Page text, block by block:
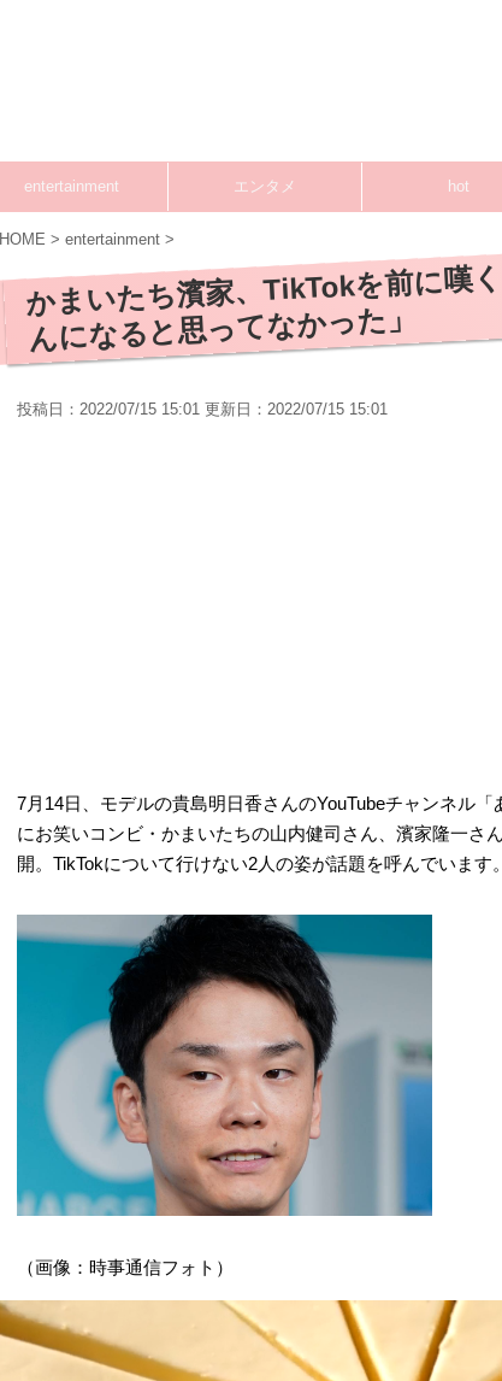
entertainment エンタメ hot
HOME > entertainment >
かまいたち濱家、TikTokを前に嘆
んになると思ってなかった」
投稿日：2022/07/15 15:01 更新日： 2022/07/15 15:01
7月14日、モデルの貴島明日香さんのYouTubeチャンネル
にお笑いコンビ・かまいたちの山内健司さん、濱家隆一さ
開。TikTokについて行けない2人の姿が話題を呼んでいます。
（画像：時事通信フォト）